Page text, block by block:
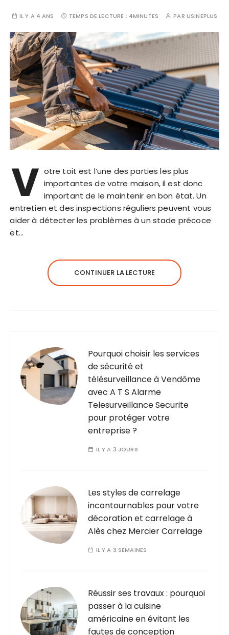
IL Y A 4 ANS TEMPS DE LECTURE : 4MINUTES PAR USINEPLUS
V otre toit est l’une des parties les plus
importantes de votre maison, il est donc
important de le maintenir en bon état. Un
entretien et des inspections réguliers peuvent vous
aider à détecter les problèmes à un stade précoce
et…
CONTINUER LA LECTURE
Pourquoi choisir les services
de sécurité et
télésurveillance à Vendôme
avec A T S Alarme
Telesurveillance Securite
pour protéger votre
entreprise ?
IL Y A 3 JOURS
Les styles de carrelage
incontournables pour votre
décoration et carrelage à
Alès chez Mercier Carrelage
IL Y A 3 SEMAINES
Réussir ses travaux : pourquoi
passer à la cuisine
américaine en évitant les
fautes de conception